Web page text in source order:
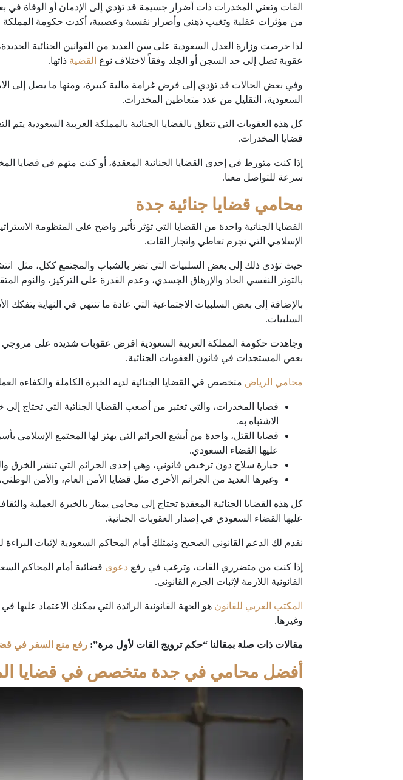
القات وتعني المخدرات ذات أضرار جسيمة قد تؤدي إلى الإدمان أو الوفاة في
من مؤثرات عقلية وتغيب ذهني وأضرار نفسية وعصبية، أكدت حكومة المملكة
لذا حرصت وزارة العدل السعودية على سن العديد من القوانين الجنائية
عقوبة تصل إلى حد السجن أو الجلد وفقاً لاختلاف نوع القضية ذاتها.
وفي بعض الحالات قد تؤدي إلى فرض غرامة مالية كبيرة، ومنها ما يصل إلى
السعودية، التقليل من عدد متعاطين المخدرات.
كل هذه العقوبات التي تتعلق بالقضايا الجنائية بالمملكة العربية السعودية يتم
قضايا المخدرات.
إذا كنت متورط في إحدى القضايا الجنائية المعقدة، أو كنت متهم في قضايا
سرعة للتواصل معنا.
محامي قضايا جنائية جدة
القضايا الجنائية واحدة من القضايا التي تؤثر تأثير واضح على المنظومة
الإسلامي التي تجرم تعاطي واتجار القات.
حيث تؤدي ذلك إلى بعض السلبيات التي تضر بالشباب والمجتمع ككل، مثل
بالتوتر النفسي الحاد والإرهاق الجسدي، وعدم القدرة على التركيز، والنوم
بالإضافة إلى بعض السلبيات الاجتماعية التي عادة ما تنتهي في النهاية
السلبيات.
وجاهدت حكومة المملكة العربية السعودية افرض عقوبات شديدة على مروجي
بعص المستجدات في قانون العقوبات الجنائية.
محامي الرياض متخصص في القضايا الجنائية لديه الخبرة الكاملة والكفاءة
قضايا المخدرات، والتي تعتبر من أصعب القضايا الجنائية التي تحتاج
الاشتباه به.
قضايا القتل، واحدة من أبشع الجرائم التي يهتز لها المجتمع الإسلامي
عليها القضاء السعودي.
حيازة سلاح دون ترخيص قانوني، وهي إحدى الجرائم التي تنشر الخرق
وغيرها العديد من الجرائم الأخرى مثل قضايا الأمن العام، والأمن
كل هذه القضايا الجنائية المعقدة تحتاج إلى محامي يمتاز بالخبرة العملية
عليها القضاء السعودي في إصدار العقوبات الجنائية.
نقدم لك الدعم القانوني الصحيح ونمثلك أمام المحاكم السعودية لإثبات
إذا كنت من متضرري القات، وترغب في رفع دعوى قضائية أمام المحاكم
القانونية اللازمة لإثبات الجرم القانوني.
المكتب العربي للقانون هو الجهة القانونية الرائدة التي يمكنك الاعتماد عليها
وغيرها.
مقالات ذات صلة بمقالنا “حكم ترويج القات لأول مرة”: رفع منع السفر في
أفضل محامي في جدة متخصص في قضايا